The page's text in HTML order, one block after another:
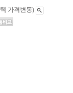
가격변동)